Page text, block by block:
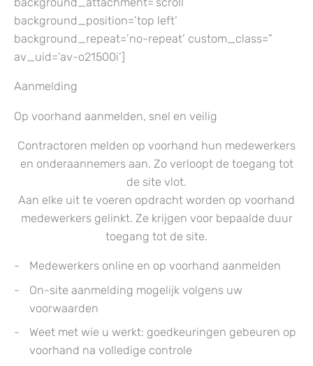
background_position=’top left’
background_repeat=’no-repeat’ custom_class=”
av_uid=’av-o21500i’]
Aanmelding
Op voorhand aanmelden, snel en veilig
Contractoren melden op voorhand hun medewerkers
en onderaannemers aan. Zo verloopt de toegang tot
de site vlot.
Aan elke uit te voeren opdracht worden op voorhand
medewerkers gelinkt. Ze krijgen voor bepaalde duur
toegang tot de site.
Medewerkers online en op voorhand aanmelden
On-site aanmelding mogelijk volgens uw
voorwaarden
Weet met wie u werkt: goedkeuringen gebeuren op
voorhand na volledige controle